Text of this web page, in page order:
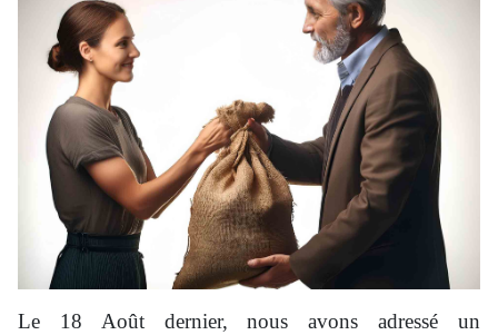
Le 18 Août dernier, nous avons adressé un